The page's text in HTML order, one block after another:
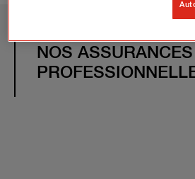
NOS ASSURANCES